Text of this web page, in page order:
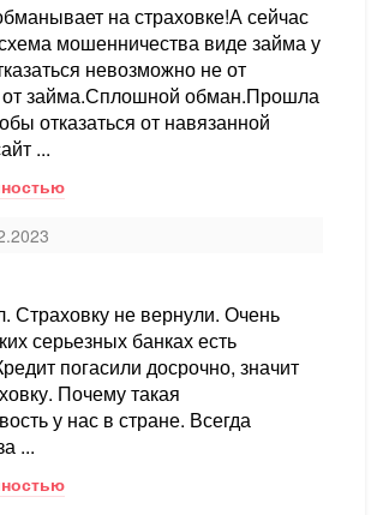
на страховке!А сейчас
мошенничества виде займа у
невозможно не от
от займа.Сплошной обман.Прошла
отказаться от навязанной
...
Страховку не вернули. Очень
серьезных банках есть
погасили досрочно, значит
Почему такая
у нас в стране. Всегда
...